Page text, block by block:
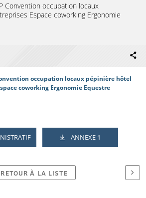
Convention occupation locaux
Espace coworking Ergonomie
occupation locaux pépinière hôtel
coworking Ergonomie Equestre
ANNEXE 1
RETOUR À LA LISTE